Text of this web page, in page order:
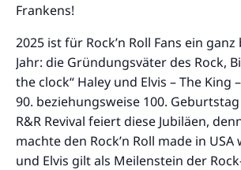
Frankens!
2025 ist für Rock’n Roll Fans ein
Jahr: die Gründungsväter des Rock,
the clock“ Haley und Elvis – The King
90. beziehungsweise 100.
R&R Revival feiert diese Jubiläen,
machte den Rock’n Roll made in
und Elvis gilt als Meilenstein der